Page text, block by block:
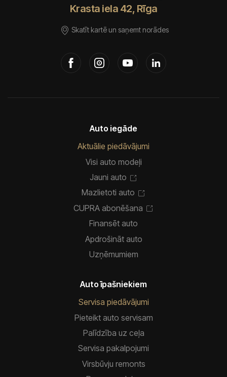
Krasta iela 42, Rīga
Skatīt kartē un saņemt norādes
Auto iegāde
Aktuālie piedāvājumi
Visi auto modeļi
Jauni auto
Mazlietoti auto
CUPRA abonēšana
Finansēt auto
Apdrošināt auto
Uzņēmumiem
Auto īpašniekiem
Servisa piedāvājumi
Pieteikt auto servisam
Palīdzība uz ceļa
Servisa pakalpojumi
Virsbūvju remonts